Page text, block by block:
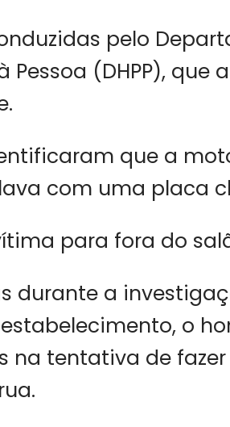
pelo
Pessoa (DHPP), que
que a
com uma placa
para fora do
durante a
o
na tentativa de